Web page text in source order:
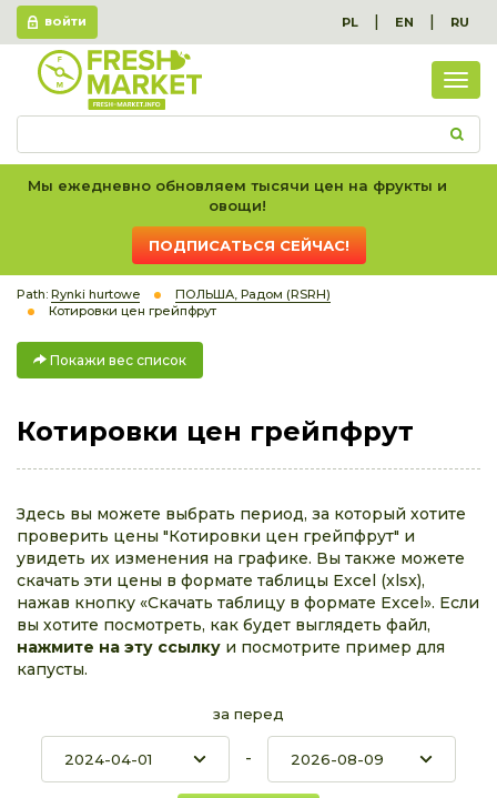
ВОЙТИ PL | EN | RU
вес
Мы ежедневно обновляем тысячи цен на фрукты и
овощи!
ПОДПИСАТЬСЯ СЕЙЧАС!
Path: Rynki hurtowe
ПОЛЬША, Радом (RSRH)
Котировки цен грейпфрут
Покажи вес список
Котировки цен грейпфрут
Здесь вы можете выбрать период, за который хотите
проверить цены "Котировки цен грейпфрут" и
увидеть их изменения на графике. Вы также можете
скачать эти цены в формате таблицы Excel (xlsx),
нажав кнопку «Скачать таблицу в формате Excel». Если
вы хотите посмотреть, как будет выглядеть файл,
нажмите на эту ссылку и посмотрите пример для
капусты.
за перед
-